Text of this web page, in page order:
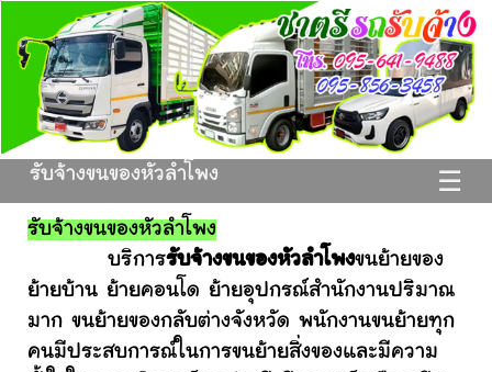
☰
รับจ้างขนของหัวลำโพง
รับจ้างขนของหัวลำโพง
บริการรับจ้างขนของหัวลำโพงขนย้ายของ
ย้ายบ้าน ย้ายคอนโด ย้ายอุปกรณ์สำนักงานปริมาณ
มาก ขนย้ายของกลับต่างจังหวัด พนักงานขนย้ายทุก
คนมีประสบการณ์ในการขนย้ายสิ่งของและมีความ